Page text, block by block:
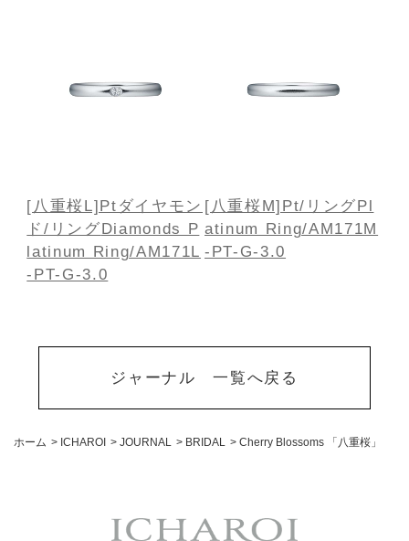
[八重桜L]Ptダイヤモン
ド/リング Diamonds P
latinum Ring/AM171L
-PT-G-3.0
[八重桜M]Pt/リング Pl
atinum Ring/AM171M
-PT-G-3.0
ジャーナル 一覧へ戻る
ホーム > ICHAROI > JOURNAL > BRIDAL > Cherry Blossoms 「八重桜」